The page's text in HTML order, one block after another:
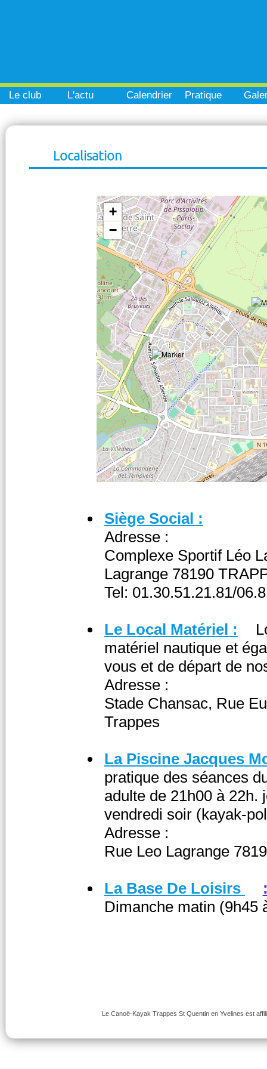
Le club L'actu Calendrier Pratique
Localisation
+
−
Siège Social :
Adresse :
Complexe Sportif Léo
Lagrange 78190
Tel: 01.30.51.21.81/
Le Local Matériel :
matériel nautique et
vous et de départ de
Adresse :
Stade Chansac, Rue
Trappes
La Piscine Jacques
pratique des séances
adulte de 21h00 à 22h.
vendredi soir (kayak-
Adresse :
Rue Leo Lagrange
La Base De Loisirs
Dimanche matin (9h45
Le Canoë-Kayak Trappes St Quentin en Yvelines est